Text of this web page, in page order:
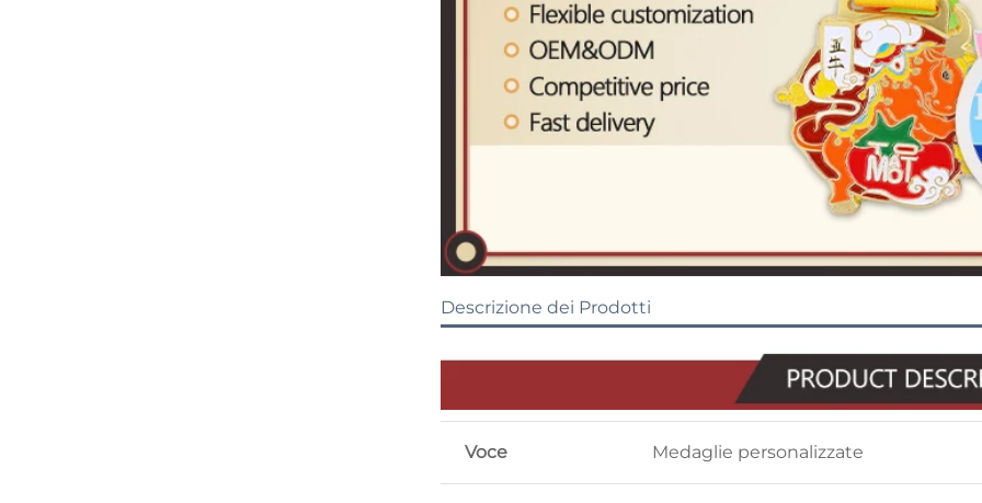
Descrizione dei Prodotti
Voce Medaglie personalizzate